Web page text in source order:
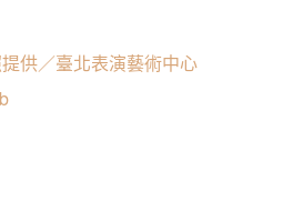
供／臺北表演藝術中心